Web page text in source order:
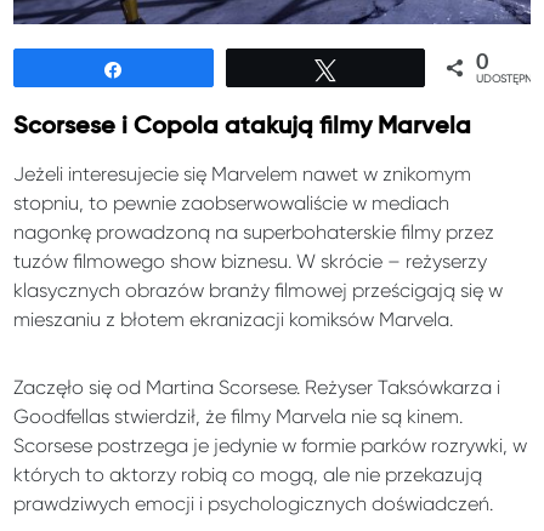
0
Scorsese i Copola atakują filmy Marvela
Jeżeli interesujecie się Marvelem nawet w znikomym
stopniu, to pewnie zaobserwowaliście w mediach
nagonkę prowadzoną na superbohaterskie filmy przez
tuzów filmowego show biznesu. W skrócie – reżyserzy
klasycznych obrazów branży filmowej prześcigają się w
mieszaniu z błotem ekranizacji komiksów Marvela.
Zaczęło się od Martina Scorsese. Reżyser Taksówkarza i
Goodfellas stwierdził, że filmy Marvela nie są kinem.
Scorsese postrzega je jedynie w formie parków rozrywki, w
których to aktorzy robią co mogą, ale nie przekazują
prawdziwych emocji i psychologicznych doświadczeń.